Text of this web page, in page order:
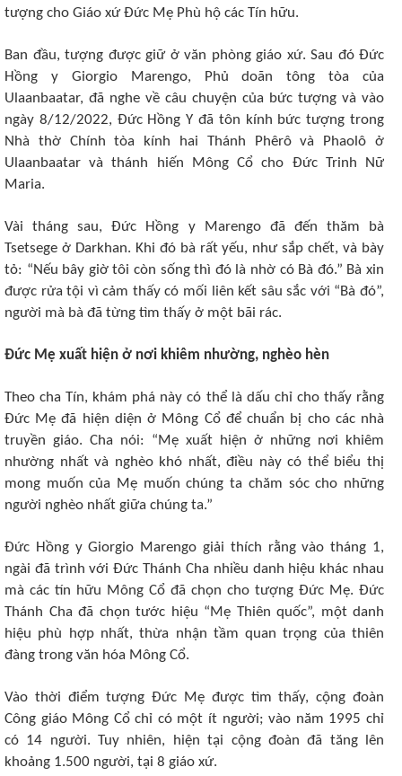
tượng cho Giáo xứ Đức Mẹ Phù hộ các Tín hữu.
Ban đầu, tượng được giữ ở văn phòng giáo xứ. Sau đó Đức
Hồng y Giorgio Marengo, Phủ doãn tông tòa của
Ulaanbaatar, đã nghe về câu chuyện của bức tượng và vào
ngày 8/12/2022, Đức Hồng Y đã tôn kính bức tượng trong
Nhà thờ Chính tòa kính hai Thánh Phêrô và Phaolô ở
Ulaanbaatar và thánh hiến Mông Cổ cho Đức Trinh Nữ
Maria.
Vài tháng sau, Đức Hồng y Marengo đã đến thăm bà
Tsetsege ở Darkhan. Khi đó bà rất yếu, như sắp chết, và bày
tỏ: “Nếu bây giờ tôi còn sống thì đó là nhờ có Bà đó.” Bà xin
được rửa tội vì cảm thấy có mối liên kết sâu sắc với “Bà đó”,
người mà bà đã từng tìm thấy ở một bãi rác.
Đức Mẹ xuất hiện ở nơi khiêm nhường, nghèo hèn
Theo cha Tín, khám phá này có thể là dấu chỉ cho thấy rằng
Đức Mẹ đã hiện diện ở Mông Cổ để chuẩn bị cho các nhà
truyền giáo. Cha nói: “Mẹ xuất hiện ở những nơi khiêm
nhường nhất và nghèo khó nhất, điều này có thể biểu thị
mong muốn của Mẹ muốn chúng ta chăm sóc cho những
người nghèo nhất giữa chúng ta.”
Đức Hồng y Giorgio Marengo giải thích rằng vào tháng 1,
ngài đã trình với Đức Thánh Cha nhiều danh hiệu khác nhau
mà các tín hữu Mông Cổ đã chọn cho tượng Đức Mẹ. Đức
Thánh Cha đã chọn tước hiệu “Mẹ Thiên quốc”, một danh
hiệu phù hợp nhất, thừa nhận tầm quan trọng của thiên
đàng trong văn hóa Mông Cổ.
Vào thời điểm tượng Đức Mẹ được tìm thấy, cộng đoàn
Công giáo Mông Cổ chỉ có một ít người; vào năm 1995 chỉ
có 14 người. Tuy nhiên, hiện tại cộng đoàn đã tăng lên
khoảng 1.500 người, tại 8 giáo xứ.